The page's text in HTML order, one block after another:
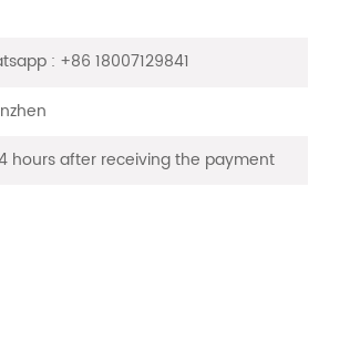
: +86 18007129841
hours after receiving the payment